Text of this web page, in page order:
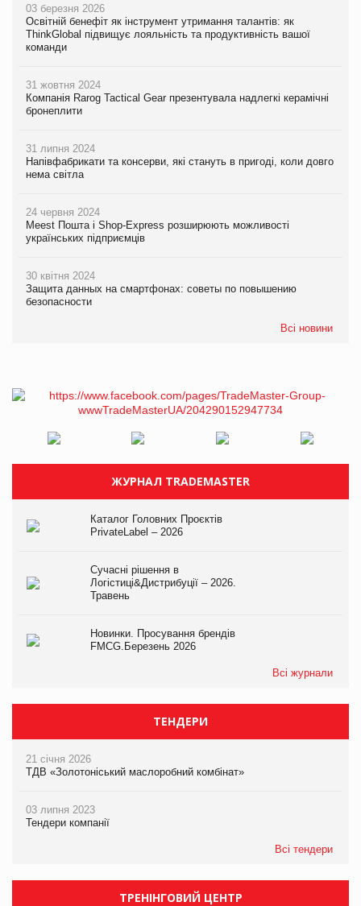
03 березня 2026
Освітній бенефіт як інструмент утримання талантів: як
ThinkGlobal підвищує лояльність та продуктивність вашої
команди
31 жовтня 2024
Компанія Rarog Tactical Gear презентувала надлегкі керамічні
бронеплити
31 липня 2024
Напівфабрикати та консерви, які стануть в пригоді, коли довго
нема світла
24 червня 2024
Meest Пошта і Shop-Express розширюють можливості
українських підприємців
30 квітня 2024
Защита данных на смартфонах: советы по повышению
безопасности
Всі новини
ЖУРНАЛ TRADEMASTER
Каталог Головних Проєктів
PrivateLabel – 2026
Сучасні рішення в
Логістиці&Дистрибуції – 2026.
Травень
Новинки. Просування брендів
FMCG.Березень 2026
Всі журнали
ТЕНДЕРИ
21 січня 2026
ТДВ «Золотоніський маслоробний комбінат»
03 липня 2023
Тендери компанії
Всі тендери
ТРЕНІНГОВИЙ ЦЕНТР